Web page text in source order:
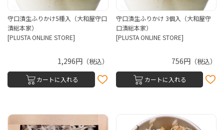
守口漬生ふりかけ5種入（大和屋守口
漬総本家）
[PLUSTA ONLINE STORE]
1,296円（税込）
カートに入れる
守口漬生ふりかけ 3個入（大和屋守
口漬総本家）
[PLUSTA ONLINE STORE]
756円 （税込）
カートに入れる